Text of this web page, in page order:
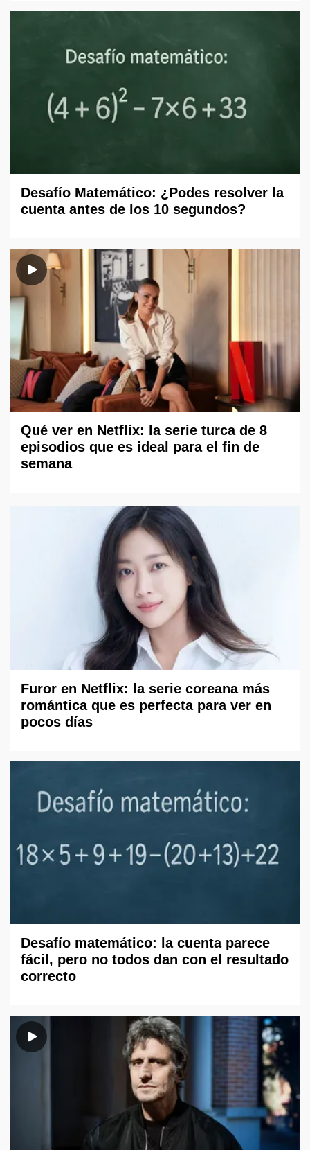
Desafío Matemático: ¿Podes resolver la
cuenta antes de los 10 segundos?
Qué ver en Netflix: la serie turca de 8
episodios que es ideal para el fin de
semana
Furor en Netflix: la serie coreana más
romántica que es perfecta para ver en
pocos días
Desafío matemático: la cuenta parece
fácil, pero no todos dan con el resultado
correcto